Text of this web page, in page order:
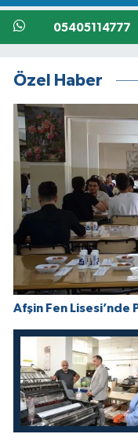
05405114777
Özel Haber
Afşin Fen Lisesi’nde